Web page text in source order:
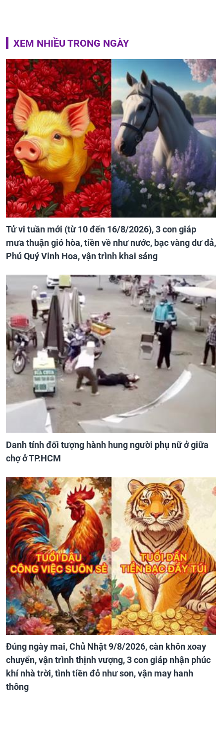
XEM NHIỀU TRONG NGÀY
Tử vi tuần mới (từ 10 đến 16/8/2026), 3 con giáp
mưa thuận gió hòa, tiền về như nước, bạc vàng dư dả,
Phú Quý Vinh Hoa, vận trình khai sáng
Danh tính đối tượng hành hung người phụ nữ ở giữa
chợ ở TP.HCM
Đúng ngày mai, Chủ Nhật 9/8/2026, càn khôn xoay
chuyển, vận trình thịnh vượng, 3 con giáp nhận phúc
khí nhà trời, tình tiền đỏ như son, vận may hanh
thông